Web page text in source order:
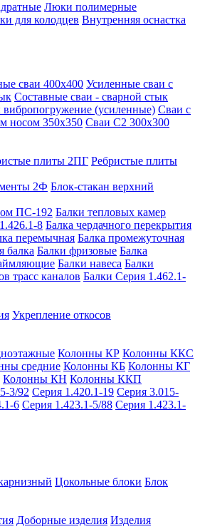
Люки полимерные
для колодцев Внутренняя оснастка
сваи 400х400 Усиленные сваи с
Составные сваи - сварной стык
(усиленные) Сваи с
носом 350х350 Сваи С2 300х300
плиты 2ПГ Ребристые плиты
2Ф Блок-стакан верхний
ПС-192 Балки тепловых камер
8 Балка чердачного перекрытия
перемычная Балка промежуточная
балка Балки фризовые Балка
Балки навеса Балки
трасс каналов Балки Серия 1.462.1-
Укрепление откосов
Колонны КР Колонны ККС
средние Колонны КБ Колонны КГ
Колонны КН Колонны ККП
3/92 Серия 1.420.1-19 Серия 3.015-
6 Серия 1.423.1-5/88 Серия 1.423.1-
Цокольные блоки Блок
Доборные изделия Изделия